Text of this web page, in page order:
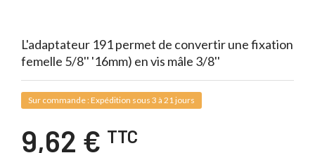
L'adaptateur 191 permet de convertir une fixation
femelle 5/8'' '16mm) en vis mâle 3/8''
Sur commande : Expédition sous 3 à 21 jours
9,62 € TTC